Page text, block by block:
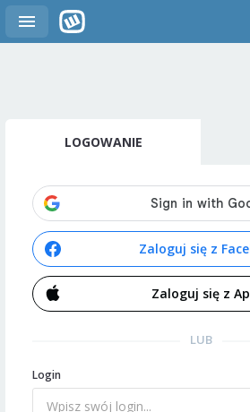
LOGOWANIE
Zaloguj się z
Zaloguj się z
LUB
Login